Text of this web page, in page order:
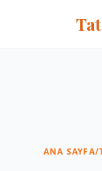
ANA SAYFA/